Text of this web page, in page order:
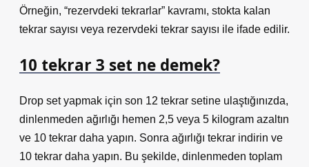
Örneğin, “rezervdeki tekrarlar” kavramı, stokta kalan
tekrar sayısı veya rezervdeki tekrar sayısı ile ifade edilir.
10 tekrar 3 set ne demek?
Drop set yapmak için son 12 tekrar setine ulaştığınızda,
dinlenmeden ağırlığı hemen 2,5 veya 5 kilogram azaltın
ve 10 tekrar daha yapın. Sonra ağırlığı tekrar indirin ve
10 tekrar daha yapın. Bu şekilde, dinlenmeden toplam